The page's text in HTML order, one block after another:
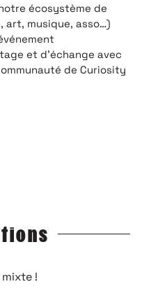
écosystème de
art, musique, asso…)
et d’échange avec
de Curiosity
!